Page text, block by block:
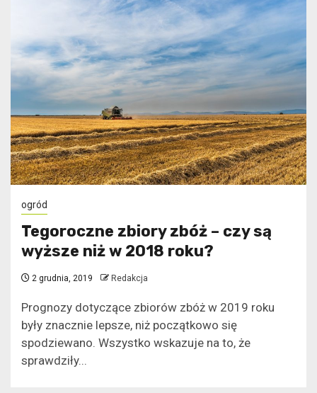
ogród
Tegoroczne zbiory zbóż – czy są
wyższe niż w 2018 roku?
2 grudnia, 2019 Redakcja
Prognozy dotyczące zbiorów zbóż w 2019 roku
były znacznie lepsze, niż początkowo się
spodziewano. Wszystko wskazuje na to, że
sprawdziły...